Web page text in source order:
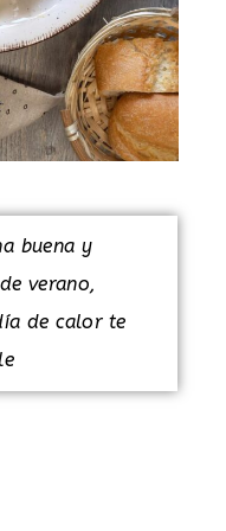
buena y
verano,
de calor te